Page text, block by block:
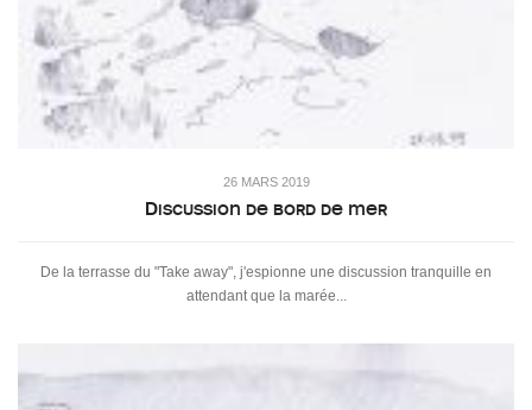
26 MARS 2019
Discussion de bord de mer
De la terrasse du "Take away", j'espionne une discussion tranquille en
attendant que la marée...